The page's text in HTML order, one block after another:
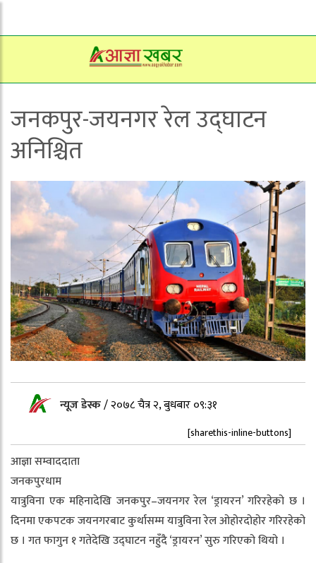
जनकपुर-जयनगर रेल उद्घाटन
अनिश्चित
न्यूज डेस्क/२०७८ चैत्र २, बुधबार ०९:३१
[sharethis-inline-buttons]
आज्ञा सम्वाददाता
जनकपुरधाम
यात्रुविना एक महिनादेखि जनकपुर–जयनगर रेल ‘ड्रायरन’ गरिरहेको छ ।
दिनमा एकपटक जयनगरबाट कुर्थासम्म यात्रुविना रेल ओहोरदोहोर गरिरहेको
छ । गत फागुन १ गतेदेखि उद्घाटन नहुँदै ‘ड्रायरन’ सुरु गरिएको थियो ।